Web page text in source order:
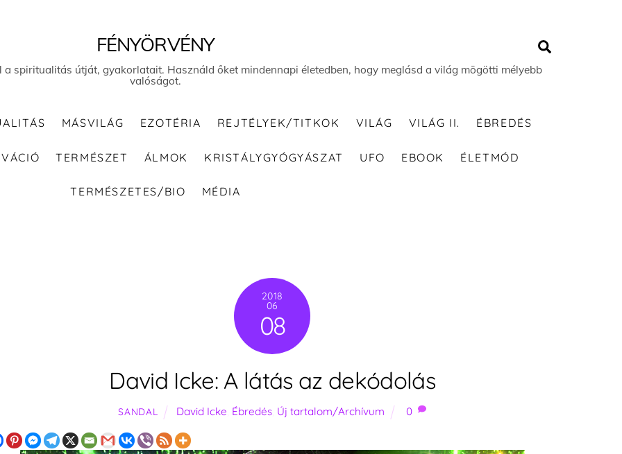
FÉNYÖRVÉNY
a spiritualitás útját, gyakorlatait. Használd őket mindennapi életedben, hogy meglásd a világ mögötti mélyebb
valóságot.
MÁSVILÁG EZOTÉRIA REJTÉLYEK/TITKOK VILÁG VILÁG II. ÉBREDÉS
TERMÉSZET ÁLMOK KRISTÁLYGYÓGYÁSZAT UFO EBOOK ÉLETMÓD
TERMÉSZETES/BIO MÉDIA
2018
06
08
David Icke: A látás az dekódolás
SANDAL David Icke Ébredés Új tartalom/Archívum 0